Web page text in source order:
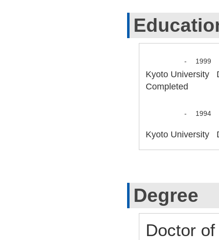
- 1999
Kyoto University
Completed
- 1994
Kyoto University
Degree
Doctor